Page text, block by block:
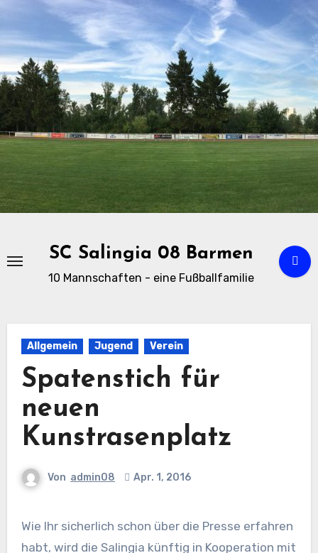
Zu
Inhalten
springen
SC Salingia 08 Barmen
10 Mannschaften - eine Fußballfamilie
Allgemein Jugend Verein
Spatenstich für
neuen
Kunstrasenplatz
Von admin08 Apr. 1, 2016
Wie Ihr sicherlich schon über die Presse erfahren
habt, wird die Salingia künftig in Kooperation mit